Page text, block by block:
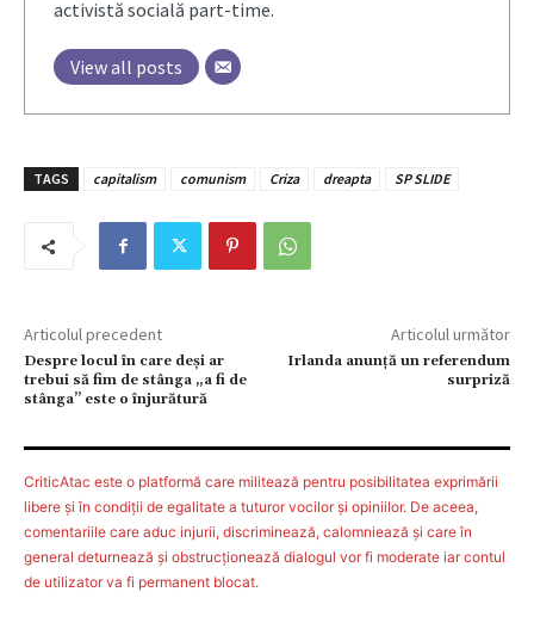
activistă socială part-time.
View all posts
TAGS capitalism comunism Criza dreapta SP SLIDE
Articolul precedent
Despre locul în care deși ar
trebui să fim de stânga „a fi de
stânga” este o înjurătură
Articolul următor
Irlanda anunţă un referendum
surpriză
CriticAtac este o platformă care militează pentru posibilitatea exprimării
libere şi în condiţii de egalitate a tuturor vocilor şi opiniilor. De aceea,
comentariile care aduc injurii, discriminează, calomniează şi care în
general deturnează şi obstrucţionează dialogul vor fi moderate iar contul
de utilizator va fi permanent blocat.